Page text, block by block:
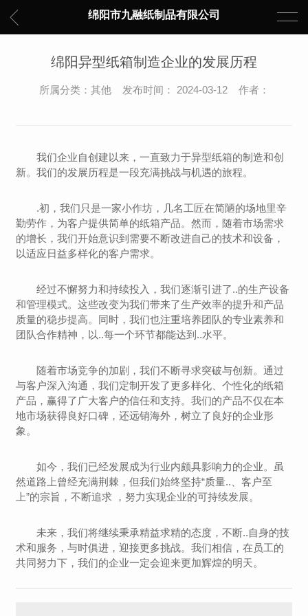
绵阳市九融纸制品有限公司
绵阳异型纸箱制造企业的发展历程
所属分类：其他 发布时间： 2024-03-12 作者：
我们企业自创建以来，一直致力于异型纸箱的制造和创
新。我们的发展历程是一段充满挑战与机遇的旅程。
.初，我们只是一家小作坊，几名工匠在简陋的场地里辛
勤劳作，为客户提供简单的纸箱产品。然而，随着市场需求
的增长，我们开始意识到需要不断改进自己的技术和设备，
以适应日益多样化的客户需求。
经过不懈努力和持续投入，我们逐渐引进了..的生产设备
和管理模式。这些改变为我们带来了生产效率的提升和产品
质量的稳步提高。同时，我们也注重培养团队的专业素养和
团队合作精神，以..每一个环节都能达到..水平。
随着市场竞争的加剧，我们不断寻求突破与创新。通过
与客户深入沟通，我们定制开发了更多样化、个性化的纸箱
产品，赢得了广大客户的信任和支持。我们的产品不仅在本
地市场获得良好口碑，还远销海外，树立了良好的企业形
象。
如今，我们已经发展成为行业内颇具影响力的企业。虽
然道路上曾经充满荆棘，但我们始终坚持“质量..、客户至
上”的宗旨，不断追求 ，努力实现企业的可持续发展。
未来，我们将继续秉承精益求精的态度，不断..自身的技
术和服务，与时俱进，迎接更多挑战。我们相信，在员工的
共同努力下，我们的企业一定会迎来更加辉煌的明天。